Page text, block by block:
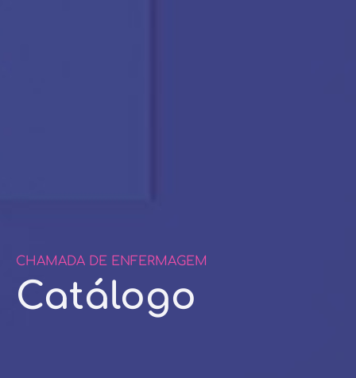
CHAMADA DE ENFERMAGEM
Catálogo